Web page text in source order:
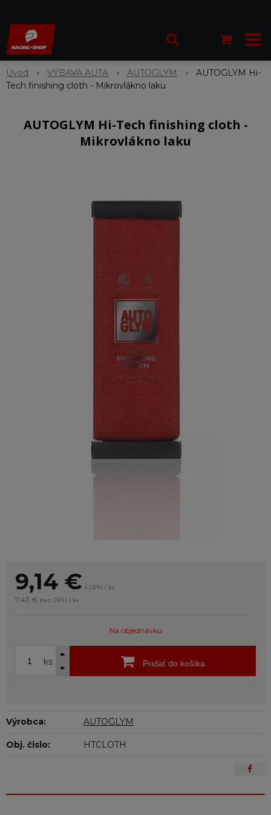
Úvod VÝBAVA AUTA AUTOGLYM
AUTOGLYM Hi-
Tech finishing cloth - Mikrovlákno laku
AUTOGLYM Hi-Tech finishing cloth -
Mikrovlákno laku
9,14 € s DPH / ks
7,43 € bez DPH / ks
Na objednávku
ks Pridať do košíka
Výrobca: AUTOGLYM
Obj. čislo: HTCLOTH